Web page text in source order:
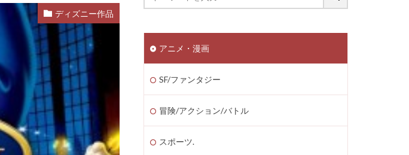
ディズニー作品
アニメ・漫画
SF/ファンタジー
冒険/アクション/バトル
スポーツ.